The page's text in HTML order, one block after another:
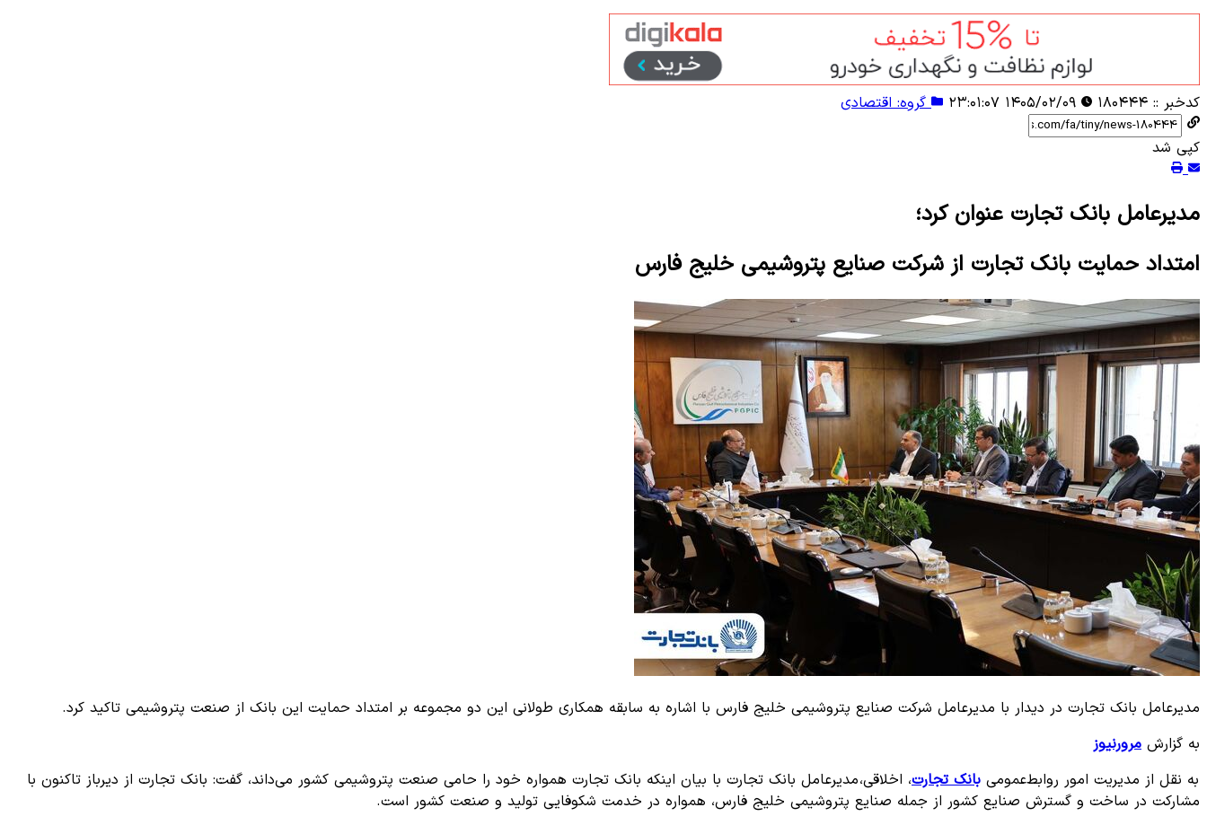
کدخبر :: ۱۸۰۴۴۴ گروه: اقتصادی
کپی شد
مدیرعامل بانک تجارت عنوان کرد؛
امتداد حمایت بانک تجارت از شرکت صنایع پتروشیمی خلیج فارس
مدیرعامل بانک تجارت در دیدار با مدیرعامل شرکت صنایع پتروشیمی خلیج فارس با اشاره به سابقه همکاری طولانی این دو مجموعه بر امتداد حمایت این بانک از صنعت پتروشیمی تاکید کرد.
به گزارش مرورنیوز
به نقل از مدیریت امور روابط‌عمومی بانک تجارت، اخلاقی، مدیرعامل بانک تجارت با بیان اینکه بانک تجارت همواره خود را حامی صنعت پتروشیمی کشور می‌داند، گفت: بانک تجارت از دیرباز تاکنون با
مشارکت در ساخت و گسترش صنایع کشور از جمله صنایع پتروشیمی خلیج فارس، همواره در خدمت شکوفایی تولید و صنعت کشور است.